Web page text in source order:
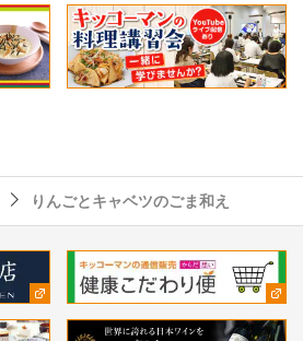
りんごとキャベツのごま和え